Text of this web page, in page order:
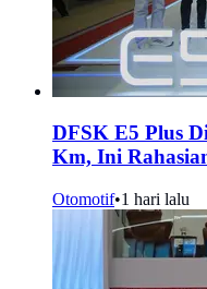
DFSK E5 Plus
Km, Ini
Otomotif•1 hari lalu